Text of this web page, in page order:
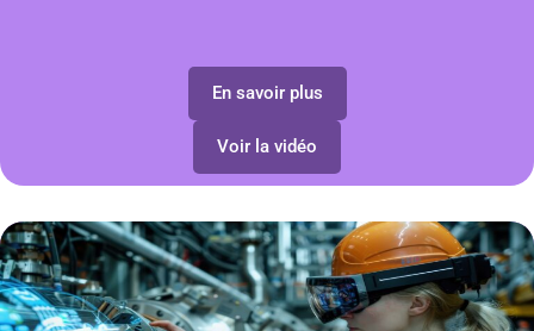
En savoir plus
Voir la vidéo